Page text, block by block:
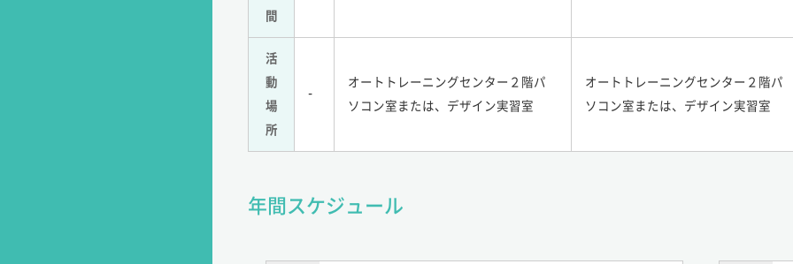
間
活
動
場
所
-
オートトレーニングセンター２階パ
ソコン室または、デザイン実習室
オートトレーニングセンター２階パ
ソコン室または、デザイン実習室
年間スケジュール